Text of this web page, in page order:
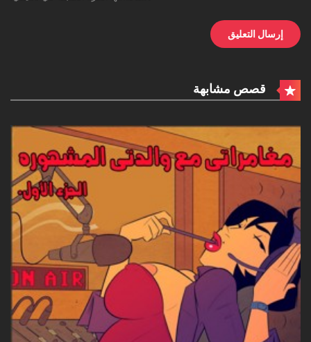
قصص مشابهة